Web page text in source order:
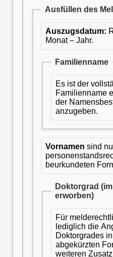
Ausfüllen des
Auszugsdatum:
Monat – Jahr.
Familienname
Es ist der
Familienname
der
anzugeben.
Vornamensind
beurkundeten
Doktorgrad
erworben)
Für
lediglich die
Doktorgrades
abgekürzten
weiteren